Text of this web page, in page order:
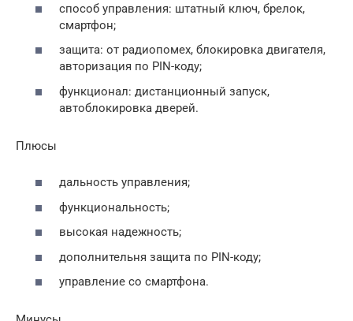
способ управления: штатный ключ, брелок,
смартфон;
защита: от радиопомех, блокировка двигателя,
авторизация по PIN-коду;
функционал: дистанционный запуск,
автоблокировка дверей.
Плюсы
дальность управления;
функциональность;
высокая надежность;
дополнительня защита по PIN-коду;
управление со смартфона.